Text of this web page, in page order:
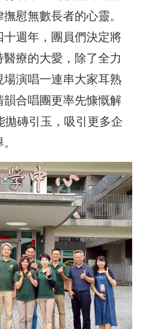
慰無數長者的心靈。
週年，團員們決定將
療的大愛，除了全力
演唱一連串大家耳熟
合唱團更率先慷慨解
拋磚引玉，吸引更多企